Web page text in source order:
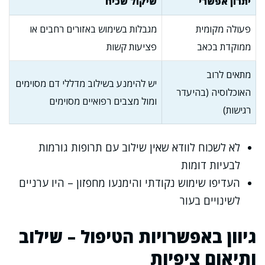
פעולה מקומית
ממוקדת בכאב
מגבלות בשימוש באזורים רחבים או
פציעות קשות
מתאים לרוב
האוכלוסיה (בהיעדר
רגישות)
יש להימנע בשילוב מדללי דם מסוימים
ומול מצבים רפואיים מסוימים
לא לשכוח לוודא שאין שילוב עם תרופות גורמות
לבעיות דומות
העדיפו שימוש נקודתי והימנעו מחפזון – היו ערניים
לשינויים בעור
גיוון באפשרויות הטיפול – שילוב
ותיאום ציפיות